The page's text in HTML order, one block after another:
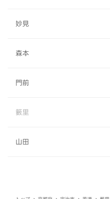
妙見
森本
門前
籔里
山田